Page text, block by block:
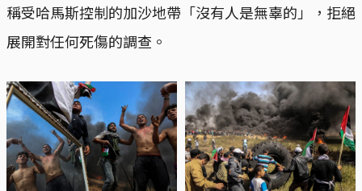
稱受哈馬斯控制的加沙地帶「沒有人是無辜的」，拒絕
展開對任何死傷的調查。